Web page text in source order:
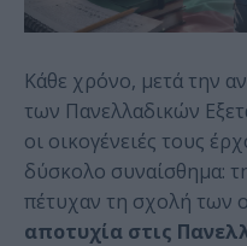
Κάθε χρόνο, μετά την
των Πανελλαδικών
οι οικογένειές τους
δύσκολο συναίσθημα:
πέτυχαν τη σχολή των
αποτυχία στις